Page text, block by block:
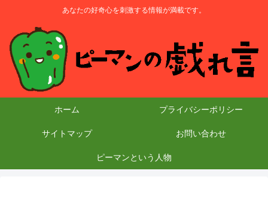
あなたの好奇心を刺激する情報が満載です。
ホーム プライバシーポリシー
サイトマップ お問い合わせ
ピーマンという人物